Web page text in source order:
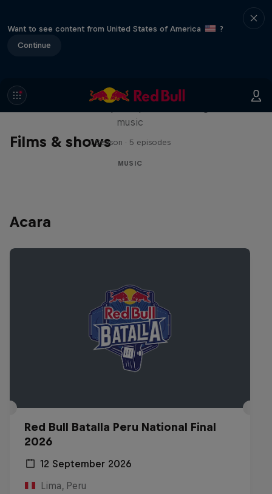
Want to see content from United States of America
?
Continue
Films & shows
Diggin' in the Carts
music
1 Season · 5 episodes
MUSIC
Acara
Red Bull Batalla Peru National Final
2026
12 September 2026
Lima, Peru